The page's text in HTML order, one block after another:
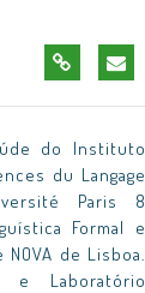
do Instituto
du Langage
Paris 8
Formal e
de Lisboa.
e Laboratório